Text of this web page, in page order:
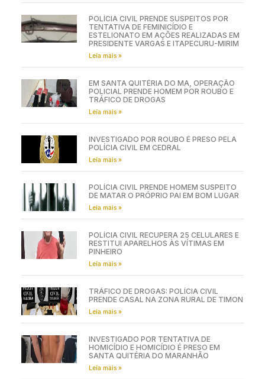
POLÍCIA CIVIL PRENDE SUSPEITOS POR
TENTATIVA DE FEMINICÍDIO E
ESTELIONATO EM AÇÕES REALIZADAS EM
PRESIDENTE VARGAS E ITAPECURU-MIRIM
Leia mais »
EM SANTA QUITÉRIA DO MA, OPERAÇÃO
POLICIAL PRENDE HOMEM POR ROUBO E
TRÁFICO DE DROGAS
Leia mais »
INVESTIGADO POR ROUBO É PRESO PELA
POLÍCIA CIVIL EM CEDRAL
Leia mais »
POLÍCIA CIVIL PRENDE HOMEM SUSPEITO
DE MATAR O PRÓPRIO PAI EM BOM LUGAR
Leia mais »
POLÍCIA CIVIL RECUPERA 25 CELULARES E
RESTITUI APARELHOS ÀS VÍTIMAS EM
PINHEIRO
Leia mais »
TRÁFICO DE DROGAS: POLÍCIA CIVIL
PRENDE CASAL NA ZONA RURAL DE TIMON
Leia mais »
INVESTIGADO POR TENTATIVA DE
HOMICÍDIO E HOMICÍDIO É PRESO EM
SANTA QUITÉRIA DO MARANHÃO
Leia mais »